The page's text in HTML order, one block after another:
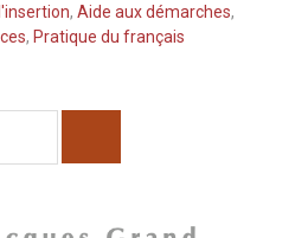
, Aide aux démarches,
, Pratique du français